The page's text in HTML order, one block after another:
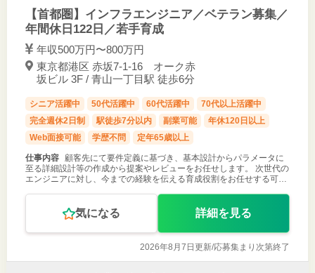
【首都圏】インフラエンジニア／ベテラン募集／
年間休日122日／若手育成
年収500万円〜800万円
東京都港区 赤坂7-1-16 オーク赤
坂ビル 3F / 青山一丁目駅 徒歩6分
シニア活躍中 50代活躍中 60代活躍中
70代以上活躍中
完全週休2日制
駅徒歩7分以内 副業可能
年休120日以上
Web面接可能
学歴不問 定年65歳以上
仕事内容
顧客先にて要件定義に基づき、基本設計からパラメータに
至る詳細設計等の作成から提案やレビューをお任せします。 次世代の
エンジニアに対し、今までの経験を伝える育成役割をお任せする可能
気になる 詳細を見る
2026年8月7日更新/応募集まり次第終了